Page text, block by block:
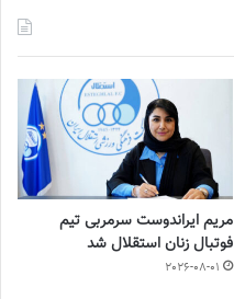
مریم ایراندوست سرمربی تیم
فوتبال زنان استقلال شد
2026-08-01